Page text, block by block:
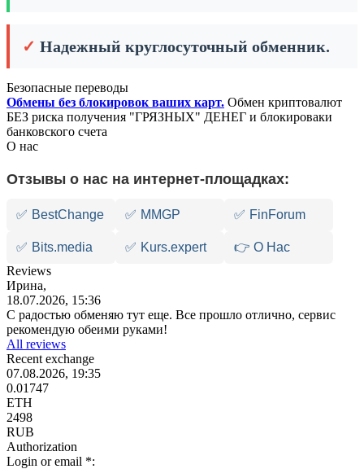
✓ Надежный круглосуточный обменник.
Безопасные переводы
Обмены без блокировок ваших карт. Обмен криптовалют
БЕЗ риска получения "ГРЯЗНЫХ" ДЕНЕГ и блокироваки
банковского счета
О нас
Отзывы о нас на интернет-площадках:
✅ BestChange ✅ MMGP ✅ FinForum
✅ Bits.media ✅ Kurs.expert
👉 О Нас
Reviews
Ирина,
18.07.2026, 15:36
С радостью обменяю тут еще. Все прошло отлично, сервис
рекомендую обеими руками!
All reviews
Recent exchange
07.08.2026, 19:35
0.01747
ETH
2498
RUB
Authorization
Login or email *: